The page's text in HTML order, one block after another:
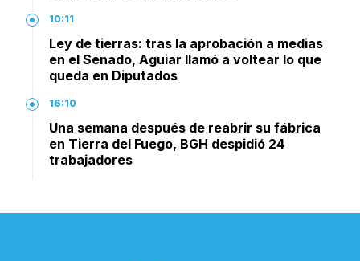
10:11
Ley de tierras: tras la aprobación a medias
en el Senado, Aguiar llamó a voltear lo que
queda en Diputados
16:10
Una semana después de reabrir su fábrica
en Tierra del Fuego, BGH despidió 24
trabajadores